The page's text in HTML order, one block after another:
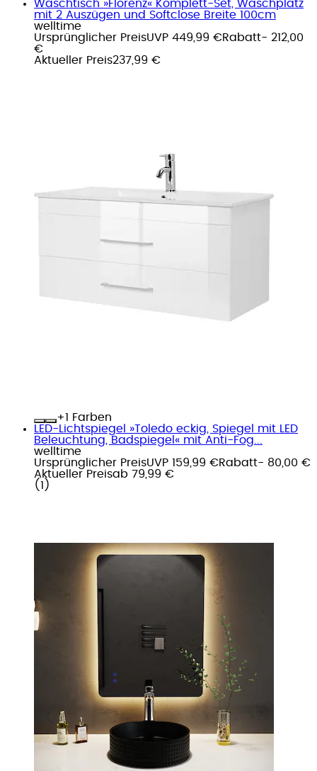
Waschtisch »Florenz« Komplett-Set, Waschplatz
mit 2 Auszügen und Softclose Breite 100cm
welltime
Ursprünglicher PreisUVP 449,99 €Rabatt- 212,00
€
Aktueller Preis237,99 €
+
Farben
LED-Lichtspiegel »Toledo eckig, Spiegel mit LED
Beleuchtung, Badspiegel« mit Anti-Fog...
welltime
Ursprünglicher PreisUVP 159,99 €Rabatt- 80,00 €
Aktueller Preisab 79,99 €
( 1 )